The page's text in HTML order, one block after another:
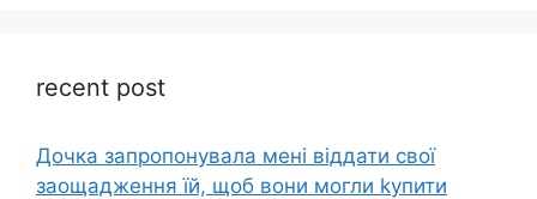
recent post
Дочка запpопонувала мені віддати свої
заощадження їй, щоб вони могли kупити